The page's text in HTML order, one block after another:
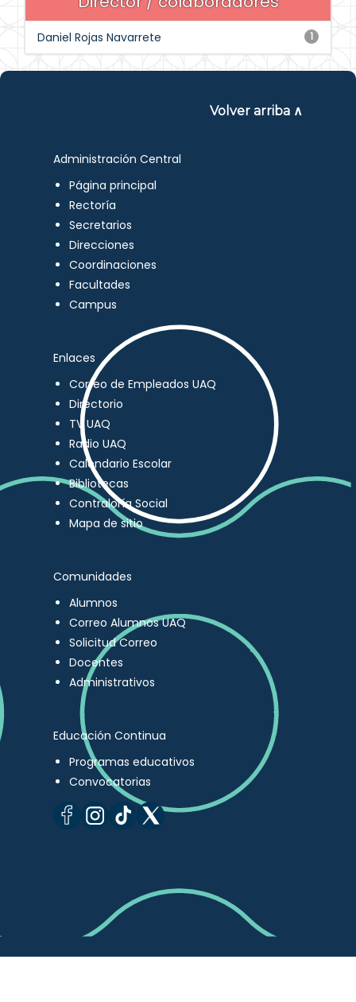
1
Daniel Rojas Navarrete
Volver arriba ∧
Administración Central
Página principal
Rectoría
Secretarios
Direcciones
Coordinaciones
Facultades
Campus
Enlaces
Correo de Empleados UAQ
Directorio
TV UAQ
Radio UAQ
Calendario Escolar
Bibliotecas
Contraloría Social
Mapa de sitio
Comunidades
Alumnos
Correo Alumnos UAQ
Solicitud Correo
Docentes
Administrativos
Educación Continua
Programas educativos
Convocatorias